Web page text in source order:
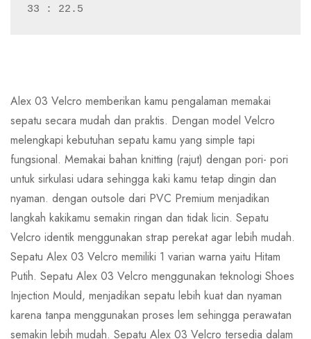
33 : 22.5
Alex 03 Velcro memberikan kamu pengalaman memakai
sepatu secara mudah dan praktis. Dengan model Velcro
melengkapi kebutuhan sepatu kamu yang simple tapi
fungsional. Memakai bahan knitting (rajut) dengan pori- pori
untuk sirkulasi udara sehingga kaki kamu tetap dingin dan
nyaman. dengan outsole dari PVC Premium menjadikan
langkah kakikamu semakin ringan dan tidak licin. Sepatu
Velcro identik menggunakan strap perekat agar lebih mudah.
Sepatu Alex 03 Velcro memiliki 1 varian warna yaitu Hitam
Putih. Sepatu Alex 03 Velcro menggunakan teknologi Shoes
Injection Mould, menjadikan sepatu lebih kuat dan nyaman
karena tanpa menggunakan proses lem sehingga perawatan
semakin lebih mudah. Sepatu Alex 03 Velcro tersedia dalam